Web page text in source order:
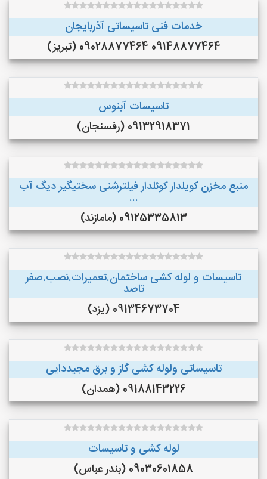
خدمات فنی تاسیساتی آذربایجان
09148877464 09028877464 (تبریز)
تاسيسات آبنوس
09132918371 (رفسنجان)
منبع مخزن کویلدار کوئلدار فیلترشنی سختیگیر دیگ آب
...
09125335813 (مامازند)
تاسیسات و لوله کشی ساختمان.تعمیرات.نصب.صفر
تاصد
09134673704 (یزد)
تاسیساتی ولوله کشی گاز و برق مجیددایی
09188143226 (همدان)
لوله کشی و تاسیسات
09030601858 (بندر عباس)